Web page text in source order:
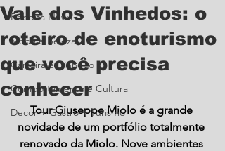
Bendita News
Moda e Beleza
Carreira e Dinheiro
Comportamento e Cultura
Decor + Gastro + Turismo
Vale dos Vinhedos: o
roteiro de enoturismo
que você precisa
conhecer
Tour Giuseppe Miolo é a grande
novidade de um portfólio totalmente
renovado da Miolo. Nove ambientes